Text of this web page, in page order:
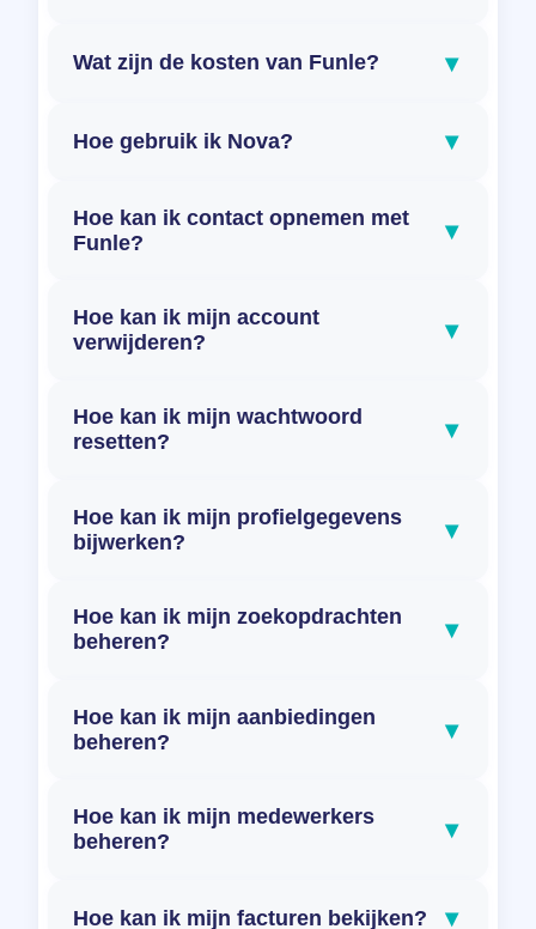
Wat zijn de kosten van Funle? ▾
Hoe gebruik ik Nova? ▾
Hoe kan ik contact opnemen met
Funle?
▾
Hoe kan ik mijn account
verwijderen?
▾
Hoe kan ik mijn wachtwoord
resetten?
▾
Hoe kan ik mijn profielgegevens
bijwerken?
▾
Hoe kan ik mijn zoekopdrachten
beheren?
▾
Hoe kan ik mijn aanbiedingen
beheren?
▾
Hoe kan ik mijn medewerkers
beheren?
▾
Hoe kan ik mijn facturen bekijken? ▾